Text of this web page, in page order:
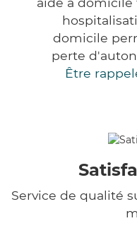
domicile
perte
Être
Service de qualité